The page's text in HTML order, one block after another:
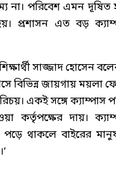
না। পরিবেশ এমন দূষিত
হয়। প্রশাসন এত বড়
সাজ্জাদ হোসেন
বিভিন্ন জায়গায় ময়লা
একই সঙ্গে ক্যাম্পাস
কর্তৃপক্ষের দায়।
থাকলে বাইরের